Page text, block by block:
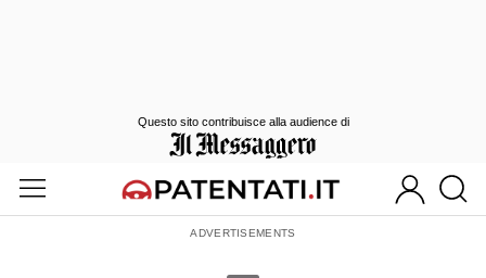
Questo sito contribuisce alla audience di